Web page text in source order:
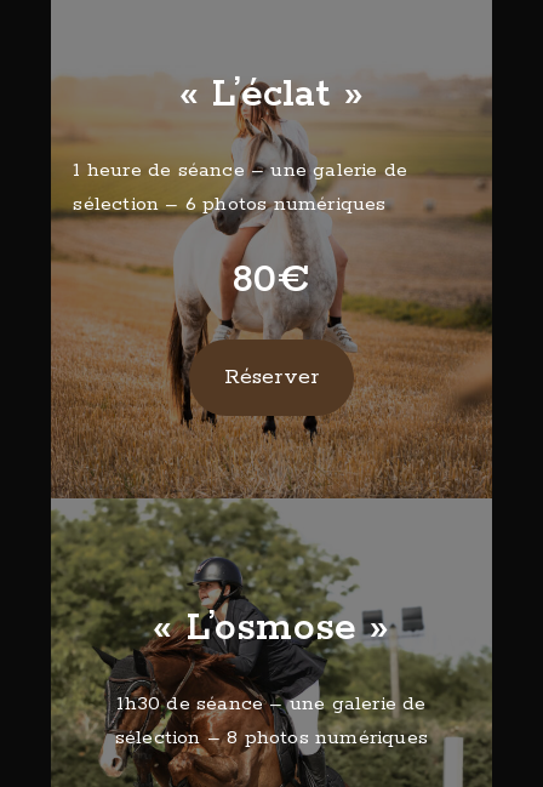
« L’éclat »
1 heure de séance – une galerie de
sélection – 6 photos numériques
80€
Réserver
« L’osmose »
1h30 de séance – une galerie de
sélection – 8 photos numériques